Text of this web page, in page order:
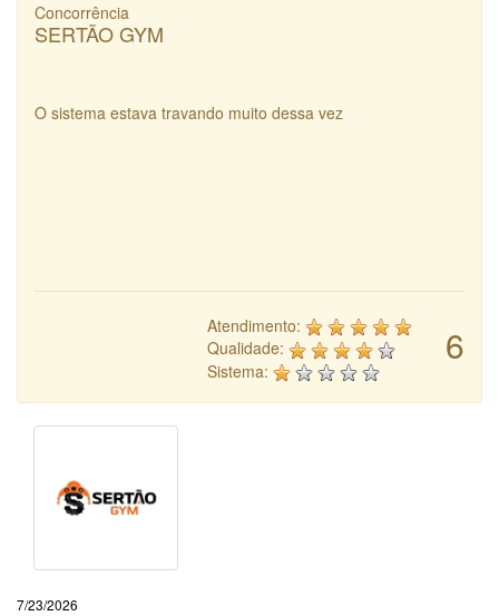
Concorrência
SERTÃO GYM
O sistema estava travando muito dessa vez
6
Atendimento:
Qualidade:
Sistema:
7/23/2026